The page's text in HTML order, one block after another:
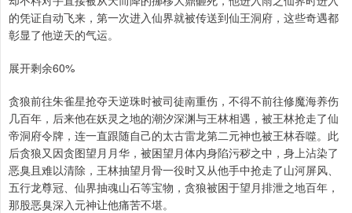
的凭证自动飞来，第一次进入仙界就被传送到仙王洞府，这些奇遇都
彰显了他逆天的气运。
展开剩余60%
贪狼前往朱雀星抢夺天逆珠时被司徒南重伤，不得不前往修魔海养伤
几百年，后来他在妖灵之地的潮汐深渊与王林相遇，被王林抢走了仙
帝洞府令牌，连一直跟随自己的太古雷龙第二元神也被王林吞噬。此
后贪狼又因贪图望月月华，被困望月体内身陷污秽之中，身上沾染了
恶臭且难以清除，王林抽望月骨一役时又从他手中抢走了山河屏风、
五行龙尊冠、仙界抽魂山石等宝物，贪狼被困于望月排泄之地百年，
那股恶臭深入元神让他痛苦不堪。